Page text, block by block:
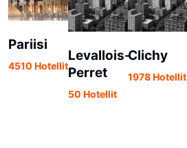
Pariisi
4510 Hotellit
Levallois-
Perret
50 Hotellit
Clichy
1978 Hotellit